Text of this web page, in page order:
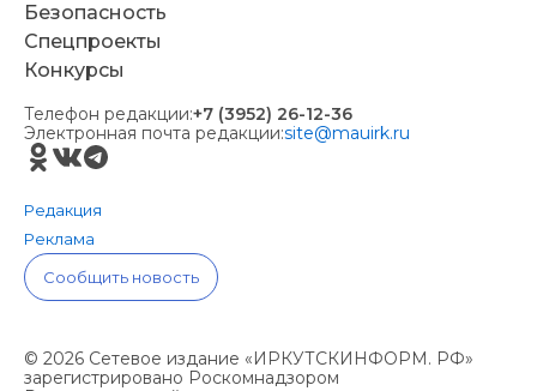
Безопасность
Спецпроекты
Конкурсы
Телефон редакции:+7 (3952) 26-12-36
Электронная почта редакции:site@mauirk.ru
Редакция
Реклама
Сообщить новость
© 2026 Сетевое издание «ИРКУТСКИНФОРМ. РФ»
зарегистрировано Роскомнадзором